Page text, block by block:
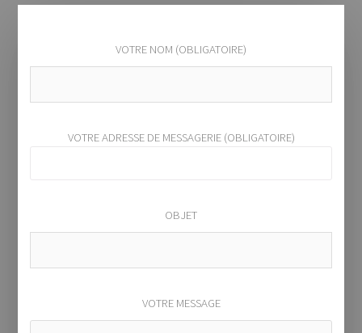
VOTRE NOM (OBLIGATOIRE)
VOTRE ADRESSE DE MESSAGERIE (OBLIGATOIRE)
OBJET
VOTRE MESSAGE